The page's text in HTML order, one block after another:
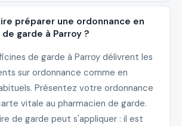
préparer une ordonnance en
garde à Parroy ?
de garde à Parroy délivrent les
sur ordonnance comme en
Présentez votre ordonnance
vitale au pharmacien de garde.
de garde peut s'appliquer : il est